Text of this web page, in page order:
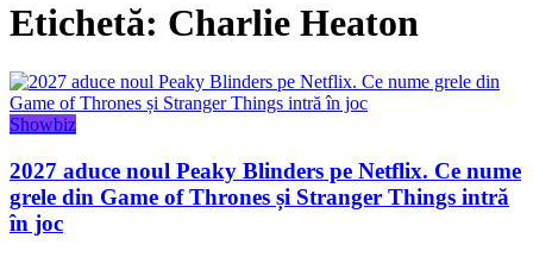
Etichetă: Charlie Heaton
Showbiz
2027 aduce noul Peaky Blinders pe Netflix. Ce nume
grele din Game of Thrones și Stranger Things intră
în joc